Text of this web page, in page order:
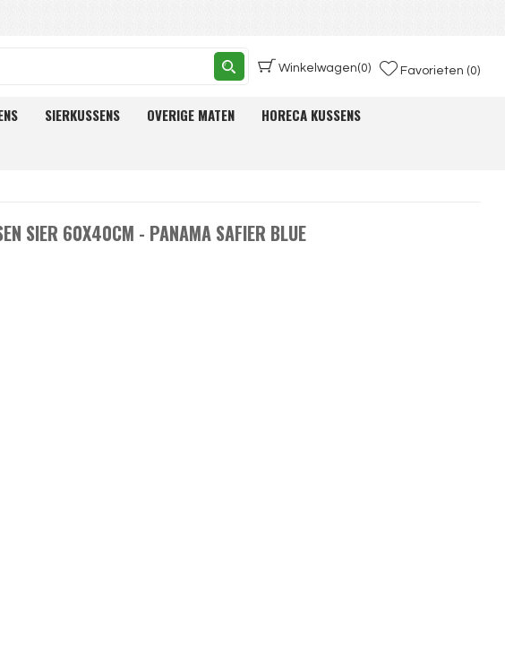
Winkelwagen(0) Favorieten (0)
SIERKUSSENS OVERIGE MATEN
HORECA KUSSENS
SIER 60X40CM - PANAMA SAFIER BLUE